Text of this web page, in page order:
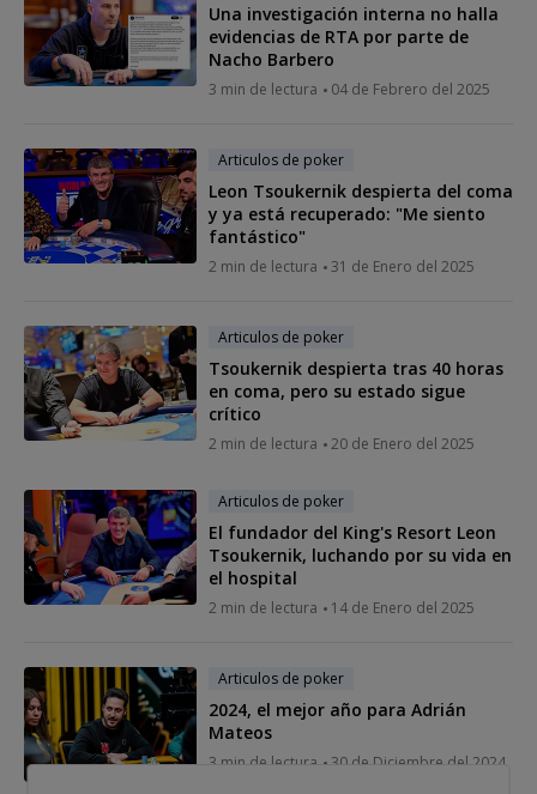
Una investigación interna no halla
evidencias de RTA por parte de
Nacho Barbero
3 min de lectura 04 de Febrero del 2025
Articulos de poker
Leon Tsoukernik despierta del coma
y ya está recuperado: "Me siento
fantástico"
2 min de lectura 31 de Enero del 2025
Articulos de poker
Tsoukernik despierta tras 40 horas
en coma, pero su estado sigue
crítico
2 min de lectura 20 de Enero del 2025
Articulos de poker
El fundador del King's Resort Leon
Tsoukernik, luchando por su vida en
el hospital
2 min de lectura 14 de Enero del 2025
Articulos de poker
2024, el mejor año para Adrián
Mateos
3 min de lectura 30 de Diciembre del 2024